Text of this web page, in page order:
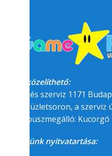
Megközelíthető:
üzlet és szerviz 1171
felőli üzletsoron, a
BKK buszmegálló: Kucorgó
Üzletünk nyitvatartása: